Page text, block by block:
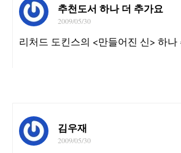
추천도서 하나 더 추가요
2009/05/30
리처드 도킨스의 <만들어진 신> 하나
김우재
2009/05/30